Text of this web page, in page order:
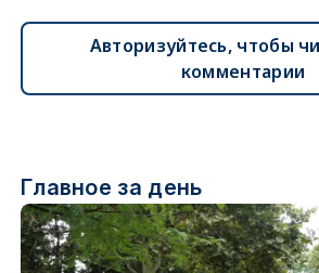
Авторизуйтесь, чтобы
комментарии
Главное за день